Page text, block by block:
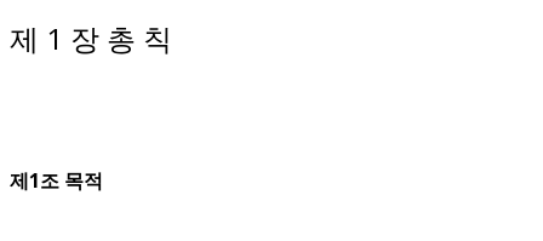
제 1 장 총 칙
제1조 목적